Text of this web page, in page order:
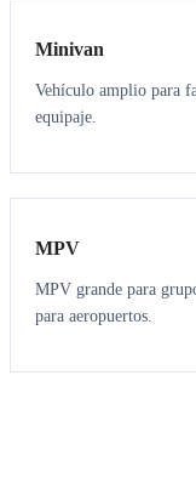
Minivan
Vehículo amplio para
equipaje.
7 7
MPV
MPV grande para
para aeropuertos.